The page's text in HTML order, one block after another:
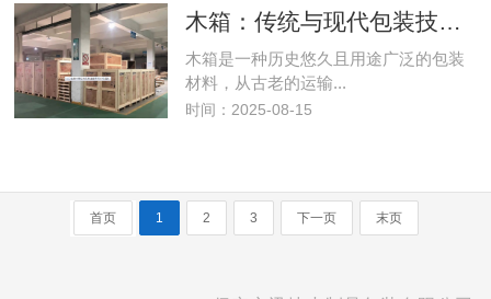
木箱：传统与现代包装技术的结合
木箱是一种历史悠久且用途广泛的包装
材料，从古老的运输...
时间：2025-08-15
首页 1 2 3 下一页 末页